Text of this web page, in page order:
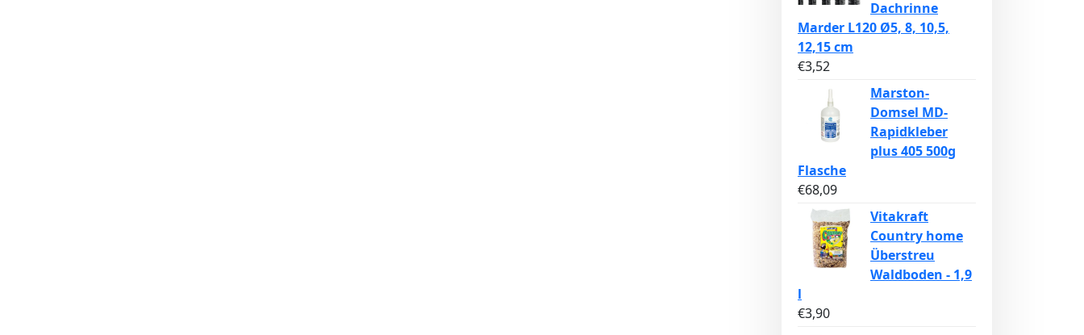
Dachrinne
Marder L120 Ø5, 8, 10,5,
12,15 cm
€3,52
Marston-
Domsel MD-
Rapidkleber
plus 405 500g
Flasche
€68,09
Vitakraft
Country home
Überstreu
Waldboden - 1,9
l
€3,90